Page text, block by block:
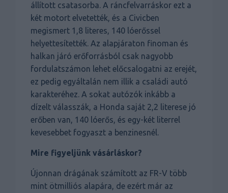
állított csatasorba. A ráncfelvarráskor ezt a
két motort elvetették, és a Civicben
megismert 1,8 literes, 140 lóerőssel
helyettesítették. Az alapjáraton finoman és
halkan járó erőforrásból csak nagyobb
fordulatszámon lehet előcsalogatni az erejét,
ez pedig egyáltalán nem illik a családi autó
karakteréhez. A sokat autózók inkább a
dízelt válasszák, a Honda saját 2,2 literese jó
erőben van, 140 lóerős, és egy-két literrel
kevesebbet fogyaszt a benzinesnél.
Mire figyeljünk vásárláskor?
Újonnan drágának számított az FR-V több
mint ötmilliós alapára, de ezért már az